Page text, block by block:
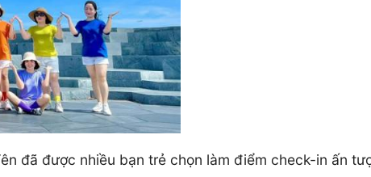
đã được nhiều bạn trẻ chọn làm điểm check-in ấn